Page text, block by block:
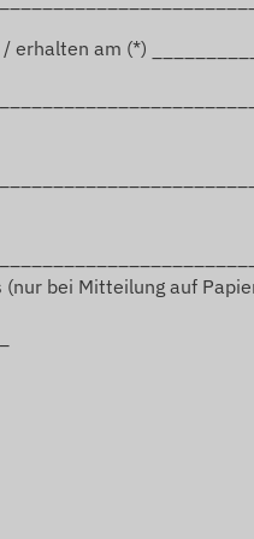
am (*)
bei Mitteilung auf